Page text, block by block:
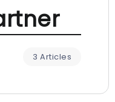
3 Articles